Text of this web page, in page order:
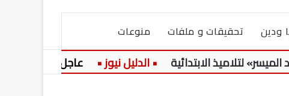
ودين تحقيقات و ملفات منوعات
لتلاميذ الابتدائية عاجل: